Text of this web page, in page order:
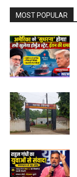
MOST POPULAR